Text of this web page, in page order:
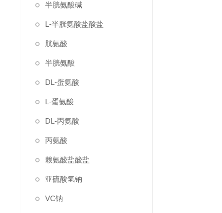
半胱氨酸碱
L-半胱氨酸盐酸盐
胱氨酸
半胱氨酸
DL-蛋氨酸
L-蛋氨酸
DL-丙氨酸
丙氨酸
赖氨酸盐酸盐
亚硫酸氢钠
VC钠